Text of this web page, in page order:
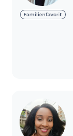
Familienfavorit